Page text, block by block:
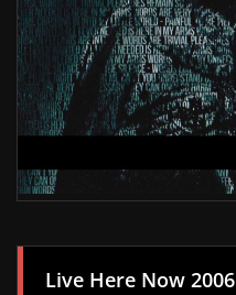
Live Here Now 2006